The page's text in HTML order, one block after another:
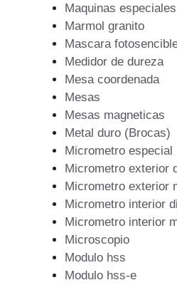
Maquinas
Marmol granito
Mascara
Medidor de dureza
Mesa coordenada
Mesas
Mesas magneticas
Metal duro (Brocas)
Micrometro especial
Micrometro exterior
Micrometro exterior
Micrometro interior
Micrometro interior
Microscopio
Modulo hss
Modulo hss-e